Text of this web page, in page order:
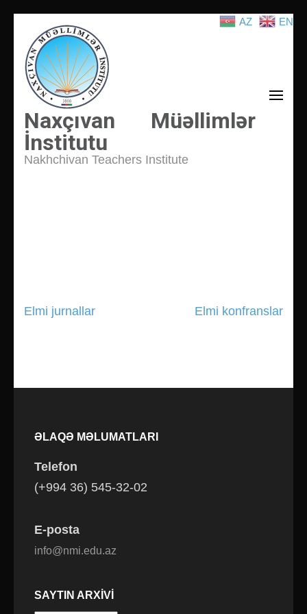
atla
(Enter
tuşuna
basın)
Naxçıvan Müəllimlər
İnstitutu
Nakhchivan Teachers Institute
Yazı
Elmi jurnallar Elmi konfranslar
ƏLAQƏ MƏLUMATLARI
Telefon
(+994 36) 545-32-02
E-posta
info@nmi.edu.az
SAYTIN ARXIVI
AZ EN